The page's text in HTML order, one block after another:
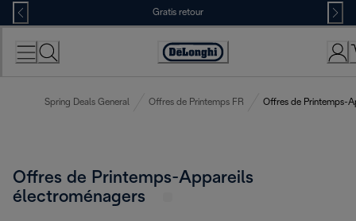
Skip
to
Content
Gratis retour
Accessibility
Spring Deals General Offres de Printemps FR Offres de Printemps-
Offres de Printemps-Appareils
électroménagers